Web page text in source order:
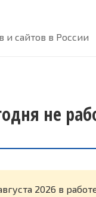
и сайтов в России
не
2026 в